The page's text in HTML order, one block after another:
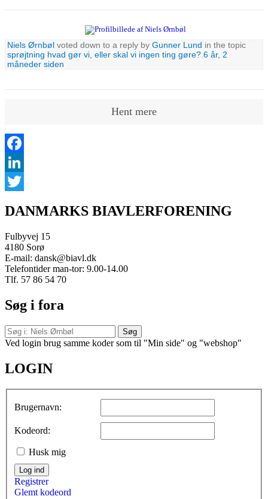
Niels Ørnbølvoted down to a reply by Gunner Lund in the topic
sprøjtning hvad gør vi, eller skal vi ingen ting gøre? 6 år, 2
måneder siden
Hent mere
Facebook
LinkedIn
DANMARKS BIAVLERFORENING
Fulbyvej 15
4180 Sorø
E-mail: dansk@biavl.dk
Telefontider man-tor: 9.00-14.00
Tlf. 57 86 54 70
Søg i fora
Ved login brug samme koder som til "Min side" og "webshop"
LOGIN
Brugernavn:
Kodeord:
Husk mig
Log ind
Registrer
Glemt kodeord